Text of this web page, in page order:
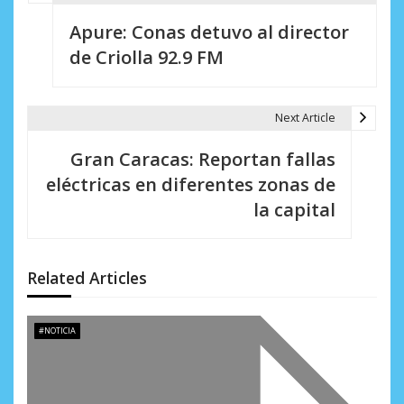
ó
n
d
Apure: Conas detuvo al director
de Criolla 92.9 FM
Next Article
Gran Caracas: Reportan fallas
eléctricas en diferentes zonas de
la capital
Related Articles
#NOTICIA